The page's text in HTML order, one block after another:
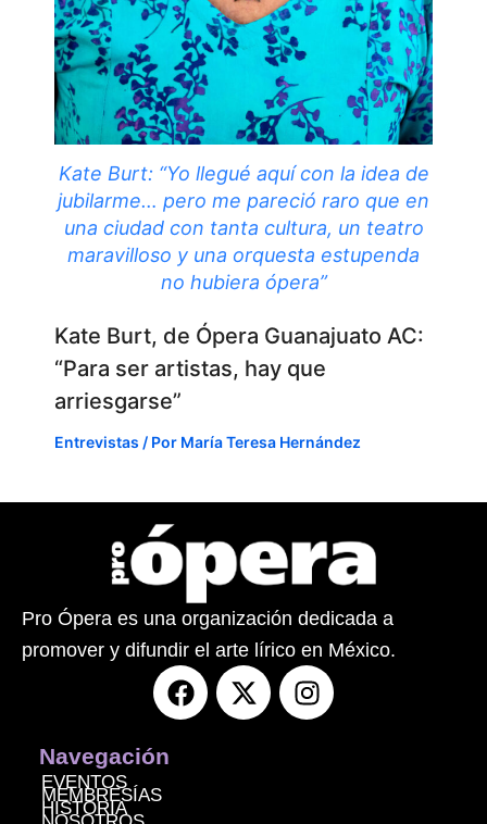
Kate Burt: “Yo llegué aquí con la idea de
jubilarme… pero me pareció raro que en
una ciudad con tanta cultura, un teatro
maravilloso y una orquesta estupenda
no hubiera ópera”
Kate Burt, de Ópera Guanajuato AC:
“Para ser artistas, hay que
arriesgarse”
Entrevistas / Por María Teresa Hernández
Pro Ópera es una organización dedicada a
promover y difundir el arte lírico en México.
F
a
X
-
I
n
Navegación
EVENTOS
MEMBRESÍAS
HISTORIA